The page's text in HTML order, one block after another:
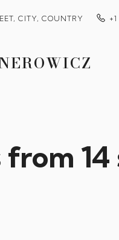
CITY, COUNTRY
from